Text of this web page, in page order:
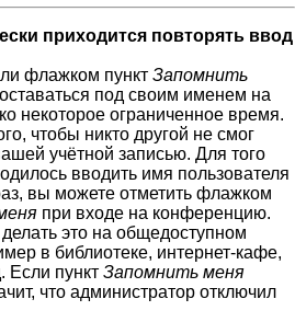
приходится повторять ввод
флажком пункт Запомнить
под своим именем на
некоторое ограниченное время.
чтобы никто другой не смог
учётной записью. Для того
вводить имя пользователя
вы можете отметить флажком
при входе на конференцию.
это на общедоступном
в библиотеке, интернет-кафе,
Если пункт Запомнить меня
что администратор отключил